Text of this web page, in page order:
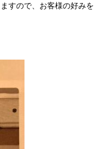
すので、お客様の好みを